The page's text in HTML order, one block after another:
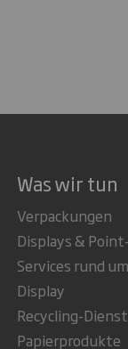
Was wir tun
Verpackungen
Displays &
Services rund
Display
Recycling-
Papierprodukte